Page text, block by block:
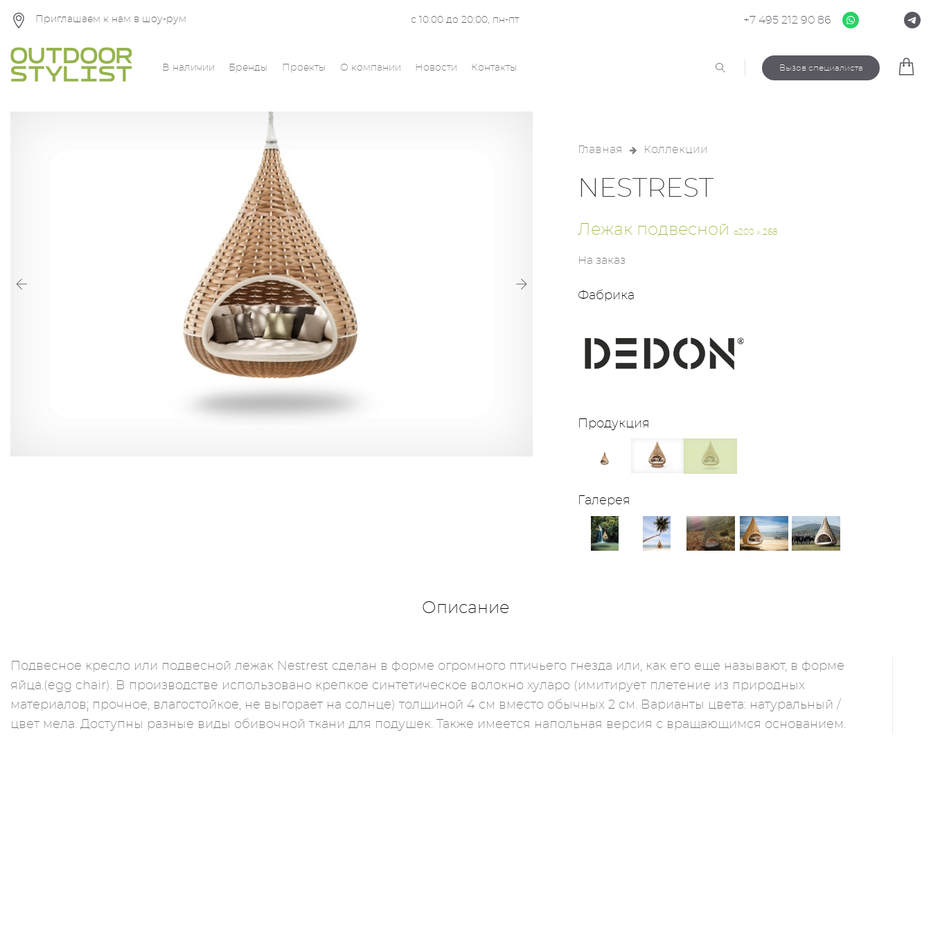
Приглашаем к нам в шоу-рум с 10:00 до 20:00, пн-пт +7 495 212 90 86
В наличии Бренды Проекты О компании Новости Контакты Вызов специалиста
Главная Коллекции
NESTREST
Лежак подвесной ø200 x 268
На заказ
Фабрика
Продукция
Галерея
Описание
Подвесное кресло или подвесной лежак Nestrest сделан в форме огромного птичьего гнезда или, как его еще называют, в форме
яйца.(egg chair). В производстве использовано крепкое синтетическое волокно хуларо (имитирует плетение из природных
материалов; прочное, влагостойкое, не выгорает на солнце) толщиной 4 см вместо обычных 2 см. Варианты цвета: натуральный /
цвет мела. Доступны разные виды обивочной ткани для подушек. Также имеется напольная версия с вращающимся основанием.